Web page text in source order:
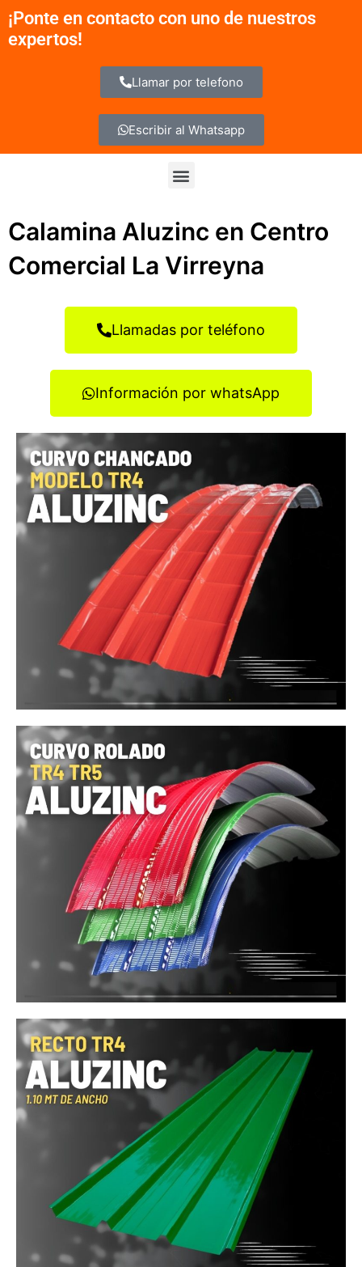
contenido
¡Ponte en contacto con uno de nuestros
expertos!
Llamar por telefono
Escribir al Whatsapp
Menu
Calamina Aluzinc en Centro
Comercial La Virreyna
Llamadas por teléfono
Información por whatsApp